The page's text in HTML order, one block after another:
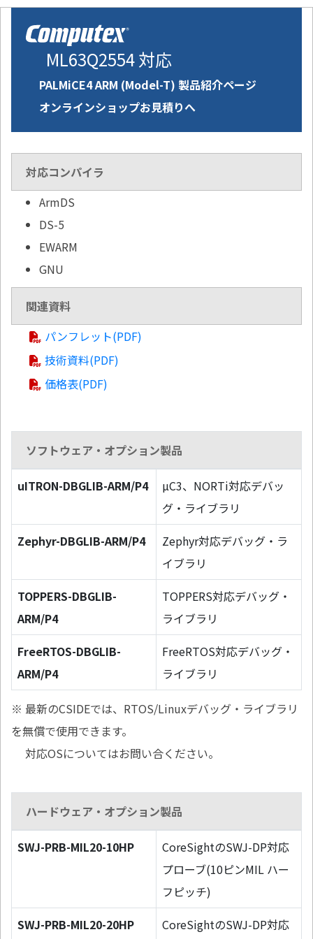
ML63Q2554 対応
PALMiCE4 ARM (Model-T) 製品紹介ページ
オンラインショップお見積りへ
対応コンパイラ
ArmDS
DS-5
EWARM
GNU
関連資料
パンフレット(PDF)
技術資料(PDF)
価格表(PDF)
ソフトウェア・オプション製品
uITRON-DBGLIB-ARM/P4
µC3、NORTi対応デバッ
グ・ライブラリ
Zephyr-DBGLIB-ARM/P4
Zephyr対応デバッグ・ラ
イブラリ
TOPPERS-DBGLIB-
ARM/P4
TOPPERS対応デバッグ・
ライブラリ
FreeRTOS-DBGLIB-
ARM/P4
FreeRTOS対応デバッグ・
ライブラリ
※ 最新のCSIDEでは、RTOS/Linuxデバッグ・ライブラリ
を無償で使用できます。
対応OSについてはお問い合ください。
ハードウェア・オプション製品
SWJ-PRB-MIL20-10HP
CoreSightのSWJ-DP対応
プローブ(10ピンMIL ハー
フピッチ)
SWJ-PRB-MIL20-20HP
CoreSightのSWJ-DP対応